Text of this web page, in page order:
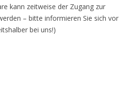
kann zeitweise der Zugang zur
– bitte informieren Sie sich vor
bei uns!)